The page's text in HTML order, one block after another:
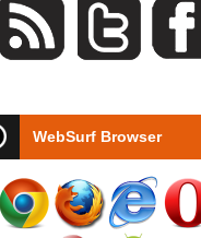
WebSurf Browser